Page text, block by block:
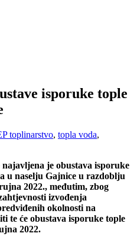
isporuke tople
toplinarstvo, topla voda,
je obustava isporuke
u naselju Gajnice u razdoblju
2022., međutim, zbog
izvođenja
okolnosti na
te će obustava isporuke tople
2022.